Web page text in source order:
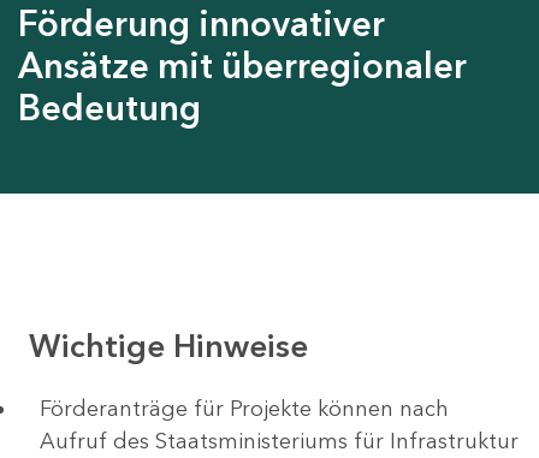
Förderung innovativer
Ansätze mit überregionaler
Bedeutung
Wichtige Hinweise
Förderanträge für Projekte können nach
Aufruf des Staatsministeriums für Infrastruktur